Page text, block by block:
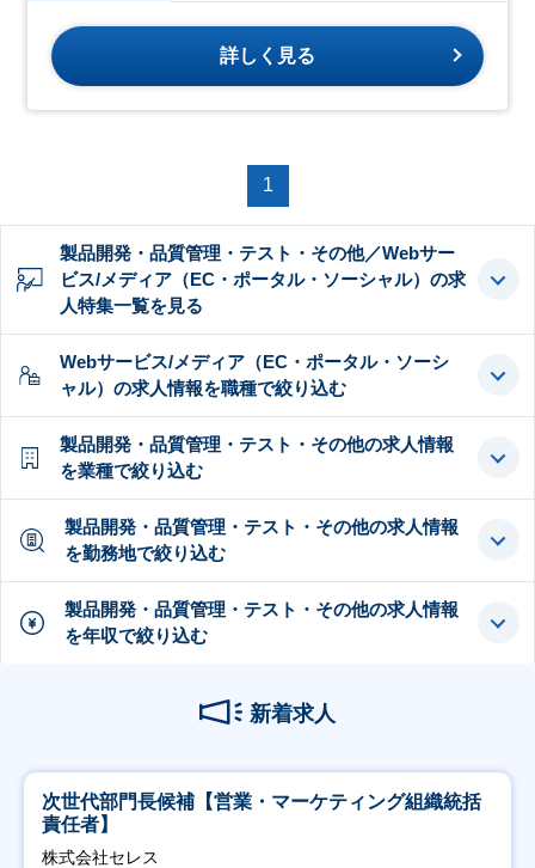
詳しく見る
1
製品開発・品質管理・テスト・その他／Webサー
ビス/メディア（EC・ポータル・ソーシャル）の求
人特集一覧を見る
Webサービス/メディア（EC・ポータル・ソーシ
ャル）の求人情報を職種で絞り込む
製品開発・品質管理・テスト・その他の求人情報
を業種で絞り込む
製品開発・品質管理・テスト・その他の求人情報
を勤務地で絞り込む
製品開発・品質管理・テスト・その他の求人情報
を年収で絞り込む
新着求人
次世代部門長候補【営業・マーケティング組織統括
責任者】
株式会社セレス